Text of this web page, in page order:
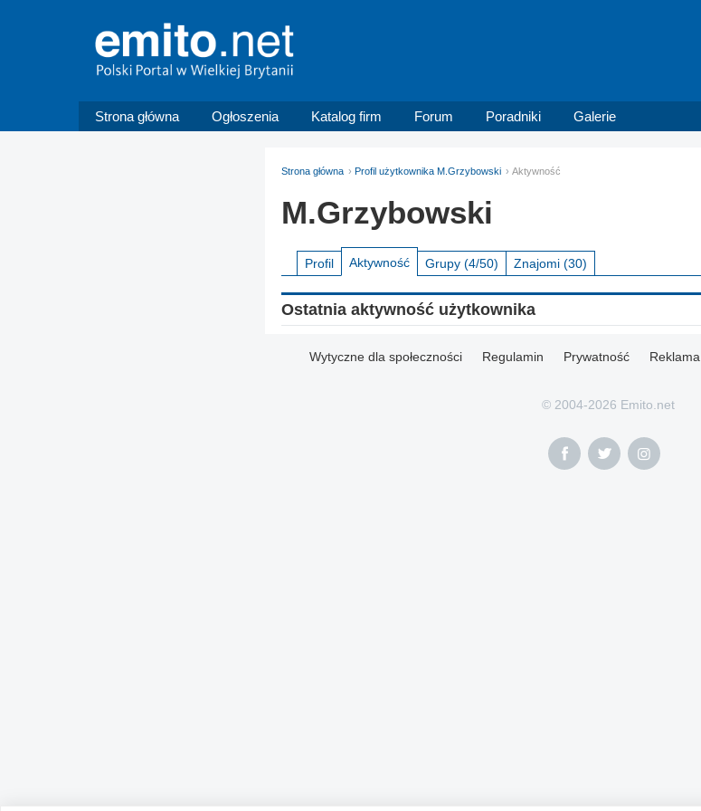
Strona główna Ogłoszenia Katalog firm Forum Poradniki Galerie
Strona główna Profil użytkownika M.Grzybowski Aktywność
M.Grzybowski
Profil Aktywność Grupy (4/50) Znajomi (30)
Ostatnia aktywność użytkownika
Wytyczne dla społeczności Regulamin Prywatność Reklama
© 2004-2026 Emito.net